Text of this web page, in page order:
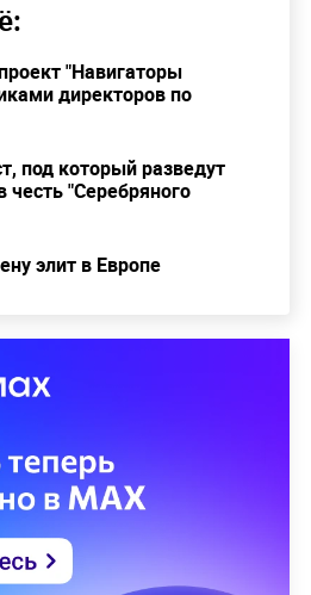
"Навигаторы
директоров по
под который разведут
"Серебряного
элит в Европе